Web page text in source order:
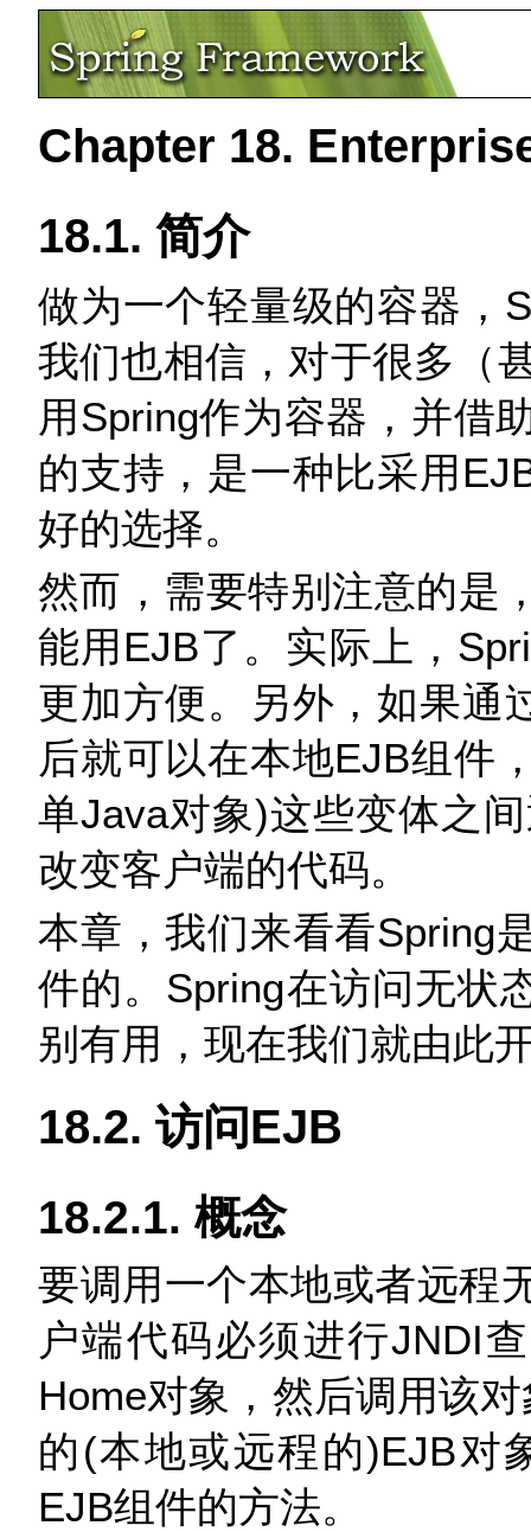
Chapter 18.
18.1. 简介
做为一个轻量级的容器，
我们也相信，对于很多（
用Spring作为容器，并借
的支持，是一种比采用
好的选择。
然而，需要特别注意的是
能用EJB了。实际上，
更加方便。另外，如果通
后就可以在本地EJB组件
单Java对象)这些变体之
改变客户端的代码。
本章，我们来看看Spring
件的。Spring在访问无状
别有用，现在我们就由此
18.2. 访问EJB
18.2.1. 概念
要调用一个本地或者远程
户端代码必须进行JNDI
Home对象，然后调用该
的(本地或远程的)EJB对
EJB组件的方法。